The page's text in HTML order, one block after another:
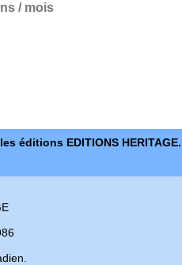
/ mois
éditions EDITIONS HERITAGE.